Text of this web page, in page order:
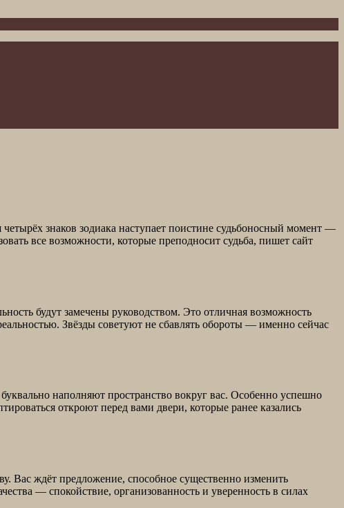
знаков зодиака наступает поистине судьбоносный момент —
все возможности, которые преподносит судьба, пишет сайт
будут замечены руководством. Это отличная возможность
Звёзды советуют не сбавлять обороты — именно сейчас
наполняют пространство вокруг вас. Особенно успешно
откроют перед вами двери, которые ранее казались
Вас ждёт предложение, способное существенно изменить
— спокойствие, организованность и уверенность в силах